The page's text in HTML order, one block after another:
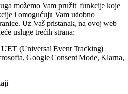
možemo Vam pružiti funkcije koje
i omogućuju Vam udobno
Uz Vaš pristanak, na ovoj web
usluge trećih strana:
UET (Universal Event Tracking)
Google Consent Mode, Klarna,